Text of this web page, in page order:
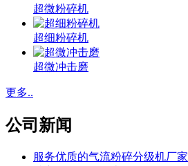
超微粉碎机
超细粉碎机
超微冲击磨
更多..
公司新闻
服务优质的气流粉碎分级机厂家